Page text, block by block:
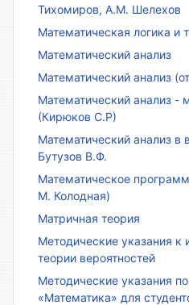
Тихомиров, А.М. Шелехов
Математическая логика и
Математический анализ
Математический анализ
Математический анализ -
(Кирюков С.Р)
Математический анализ в
Бутузов В.Ф.
Математическое
М. Колодная)
Матричная теория
Методические указания к
теории вероятностей
Методические указания
«Математика» для